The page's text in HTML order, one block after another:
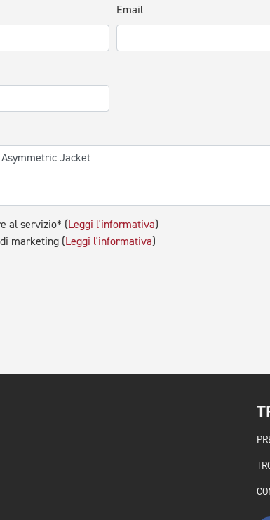
Email
al servizio* (Leggi l'informativa)
marketing (Leggi l'informativa)